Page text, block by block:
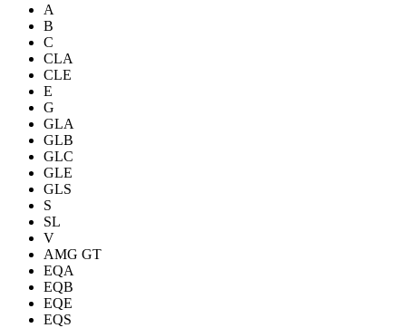
A
B
C
CLA
CLE
E
G
GLA
GLB
GLC
GLE
GLS
S
SL
V
AMG GT
EQA
EQB
EQE
EQS